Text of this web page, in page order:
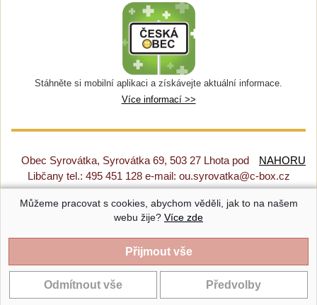
Stáhněte si mobilní aplikaci a získávejte aktuální informace.
Více informací >>
NAHORU
Obec Syrovátka, Syrovátka 69, 503 27 Lhota pod
Libčany tel.: 495 451 128 e-mail: ou.syrovatka@c-box.cz
Prohlášení o přístupnosti|Původní web|Nastavení cookies
Syrovátka |Provozováno na systému CMS-OBCE | Vyrobil
INET-SERVIS.CZ
| 2018 - 2026
Můžeme pracovat s cookies, abychom věděli, jak to na našem
webu žije? Více zde